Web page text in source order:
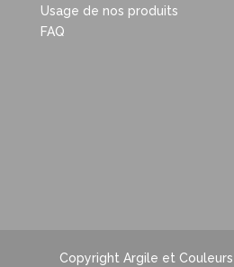
Usage de nos produits
FAQ
Copyright Argile et Couleurs